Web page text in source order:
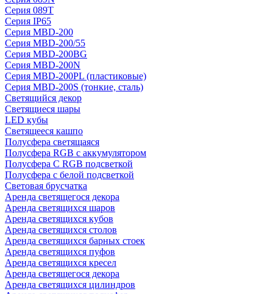
Серия 089T
Серия IP65
Серия MBD-200
Серия MBD-200/55
Серия MBD-200BG
Серия MBD-200N
Серия MBD-200PL (пластиковые)
Серия MBD-200S (тонкие, сталь)
Светящийся декор
Светящиеся шары
LED кубы
Светящееся кашпо
Полусфера светящаяся
Полусфера RGB с аккумулятором
Полусфера С RGB подсветкой
Полусфера с белой подсветкой
Световая брусчатка
Аренда светящегося декора
Аренда светящихся шаров
Аренда светящихся кубов
Аренда светящихся столов
Аренда светящихся барных стоек
Аренда светящихся пуфов
Аренда светящихся кресел
Аренда светящегося декора
Аренда светящихся цилиндров